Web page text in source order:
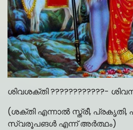
ശിവശക്തി ????️????????-
(ശക്തി എന്നാൽ സ്ത്രീ, പ്രകൃതി,
സ്വരൂപങൾ എന്ന് അർത്ഥം)